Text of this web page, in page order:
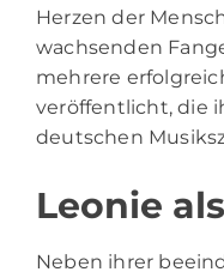
Herzen der
wachsenden
mehrere
veröffentlicht, die
deutschen
Leonie
Neben ihrer